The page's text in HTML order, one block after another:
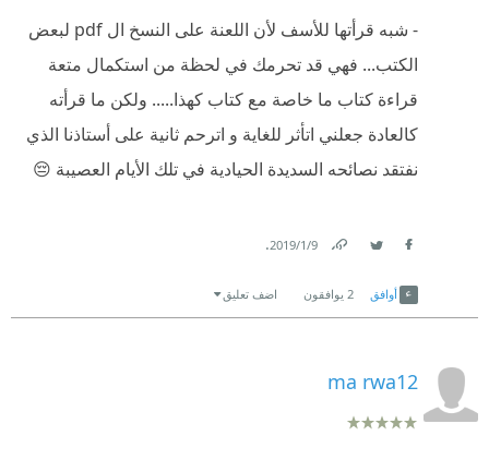
- شبه قرأتها للأسف لأن اللعنة على النسخ ال pdf لبعض
الكتب... فهي قد تحرمك في لحظة من استكمال متعة
قراءة كتاب ما خاصة مع كتاب كهذا..... ولكن ما قرأته
كالعادة جعلني اتأثر للغاية و اترحم ثانية على أستاذنا الذي
نفتقد نصائحه السديدة الحيادية في تلك الأيام العصيبة 😔
9‏/1‏/2019
.
أوافق 2 يوافقون اضف تعليق
ma rwa12